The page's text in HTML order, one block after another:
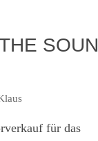
für das